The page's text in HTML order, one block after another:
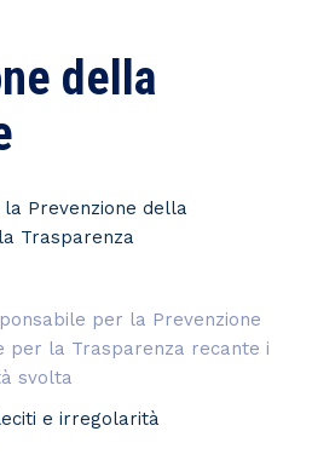
della
Prevenzione della
Trasparenza
per la Prevenzione
per la Trasparenza recante i
svolta
e irregolarità